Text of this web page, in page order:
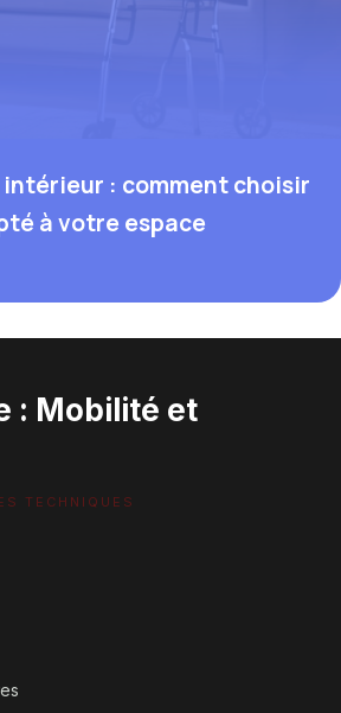
: comment choisir
à votre espace
: Mobilité et
TECHNIQUES